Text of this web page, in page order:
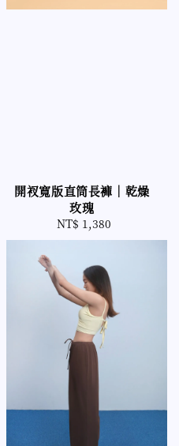
開衩寬版直筒長褲｜乾燥
玫瑰
Regular
price
NT$ 1,380